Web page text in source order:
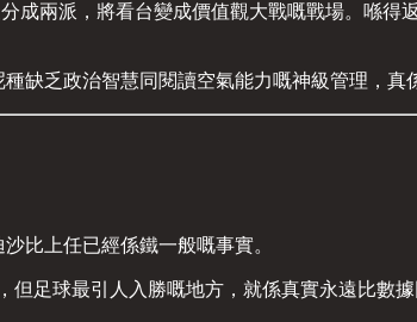
兩派，將看台變成價值觀大戰嘅戰場。喺得
缺乏政治智慧同閱讀空氣能力嘅神級管理，真
比上任已經係鐵一般嘅事實。
足球最引人入勝嘅地方，就係真實永遠比數據